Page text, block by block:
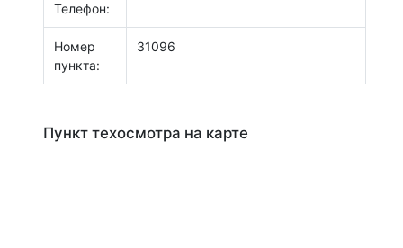
Телефон:
Номер
пункта:
31096
Пункт техосмотра на карте